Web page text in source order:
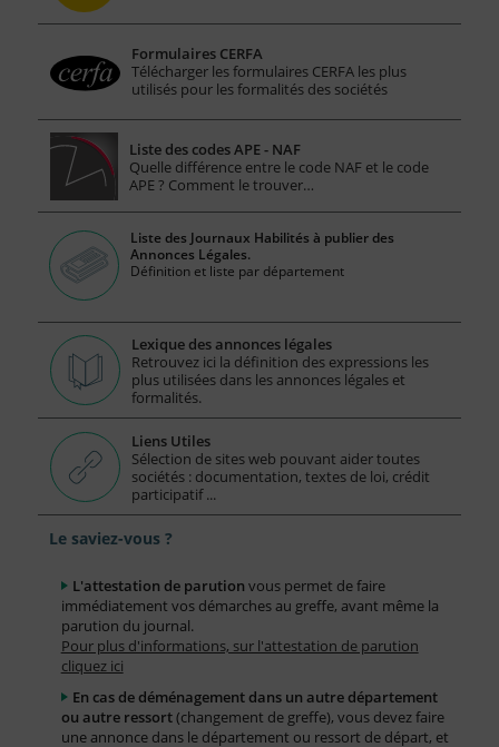
Formulaires CERFA
Télécharger les formulaires CERFA les plus
utilisés pour les formalités des sociétés
Liste des codes APE - NAF
Quelle différence entre le code NAF et le code
APE ? Comment le trouver…
Liste des Journaux Habilités à publier des
Annonces Légales.
Définition et liste par département
Lexique des annonces légales
Retrouvez ici la définition des expressions les
plus utilisées dans les annonces légales et
formalités.
Liens Utiles
Sélection de sites web pouvant aider toutes
sociétés : documentation, textes de loi, crédit
participatif ...
Le saviez-vous ?
L'attestation de parution vous permet de faire
immédiatement vos démarches au greffe, avant même la
parution du journal.
Pour plus d'informations, sur l'attestation de parution
cliquez ici
En cas de déménagement dans un autre département
ou autre ressort(changement de greffe), vous devez faire
une annonce dans le département ou ressort de départ, et